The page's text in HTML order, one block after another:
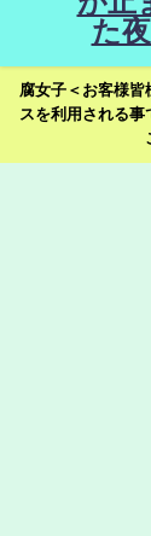
た
腐女子＜お客様皆
スを利用される